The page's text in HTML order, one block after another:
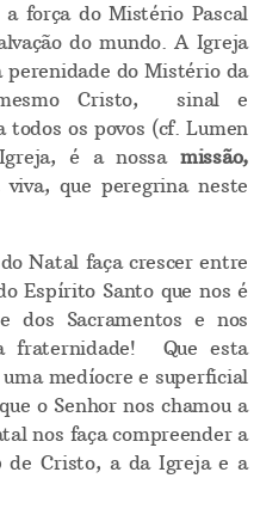
força do Mistério Pascal
do mundo. A Igreja
perenidade do Mistério da
Cristo, sinal e
todos os povos (cf. Lumen
é a nossamissão,
que peregrina neste
faça crescer entre
Espírito Santo que nos é
dos Sacramentos e nos
fraternidade! Que esta
medíocre e superficial
o Senhor nos chamou a
nos faça compreender a
de Cristo, a da Igreja e a